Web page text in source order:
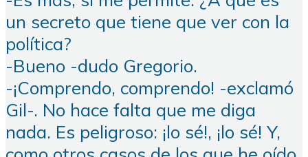
un secreto que tiene que ver con la
política?
-Bueno -dudo Gregorio.
-¡Comprendo, comprendo! -exclamó
Gil-. No hace falta que me diga
nada. Es peligroso: ¡lo sé!, ¡lo sé! Y,